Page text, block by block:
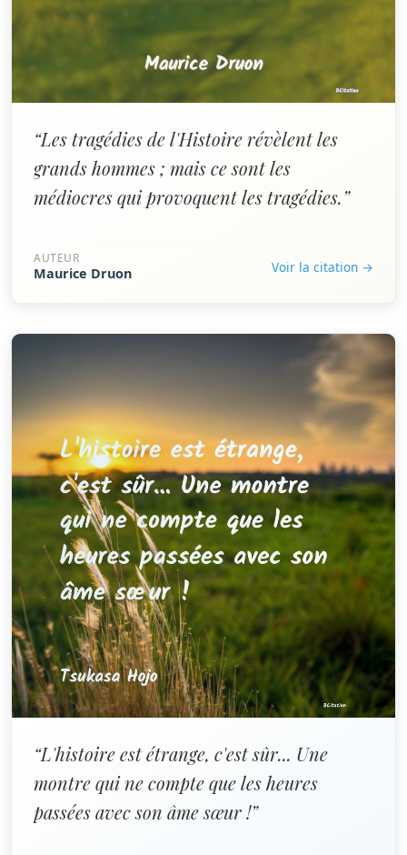
“Les tragédies de l'Histoire révèlent les
grands hommes ; mais ce sont les
médiocres qui provoquent les tragédies.”
AUTEUR
Maurice Druon Voir la citation →
“L'histoire est étrange, c'est sûr... Une
montre qui ne compte que les heures
passées avec son âme sœur !”